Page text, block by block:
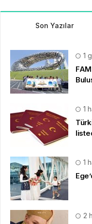
Son Yazılar
1
1
1
2